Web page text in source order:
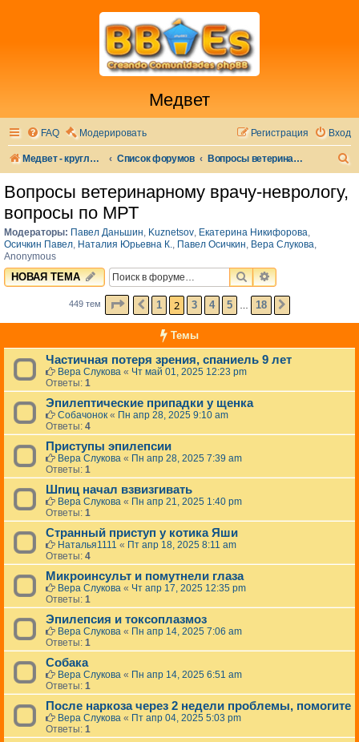
Медвет
FAQ Модерировать Вход
Регистрация
Медвет - круглосуточная ветеринарная клиника в Москве Список форумов Вопросы ветеринарному врачу-неврологу, вопросы по МРТ
Вопросы ветеринарному врачу-неврологу,
вопросы по МРТ
Модераторы: Павел Даньшин, Kuznetsov, Екатерина Никифорова,
Осичкин Павел, Наталия Юрьевна К., Павел Осичкин, Вера Слукова,
Anonymous
НОВАЯ ТЕМА ПОИСКРАСШИРЕННЫЙ
449 тем СТРАНИЦА ИЗ18
ПРЕД.
1 2 3 4 5 18
Темы
Частичная потеря зрения, спаниель 9 лет
Вера Слукова « Чт май 01, 2025 12:23 pm
Ответы: 1
Эпилептические припадки у щенка
Собачонок « Пн апр 28, 2025 9:10 am
Ответы: 4
Приступы эпилепсии
Вера Слукова « Пн апр 28, 2025 7:39 am
Ответы: 1
Шпиц начал взвизгивать
Вера Слукова « Пн апр 21, 2025 1:40 pm
Ответы: 1
Странный приступ у котика Яши
Наталья1111 « Пт апр 18, 2025 8:11 am
Ответы: 4
Микроинсульт и помутнели глаза
Вера Слукова « Чт апр 17, 2025 12:35 pm
Ответы: 1
Эпилепсия и токсоплазмоз
Вера Слукова « Пн апр 14, 2025 7:06 am
Ответы: 1
Собака
Вера Слукова « Пн апр 14, 2025 6:51 am
Ответы: 1
После наркоза через 2 недели проблемы, помогите
Вера Слукова « Пт апр 04, 2025 5:03 pm
Ответы: 1